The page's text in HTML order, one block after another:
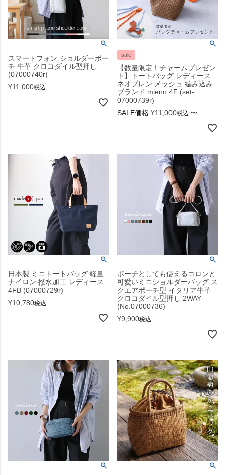
スマートフォン ショルダーポー
チ 牛革 クロコダイル型押し
(07000740r)
¥11,000税込
sale
【数量限定！チャームプレゼン
ト】トートバッグ レディース
ネオプレン メッシュ 編み込み
ブランド mieno 4F (set-
07000739r)
SALE価格 ¥11,000税込 〜
日本製 ミニトートバッグ 軽量
ナイロン 撥水加工 レディース
4FB (07000729r)
¥10,780税込
ポーチとしても使えるコロンと
可愛いミニショルダーバッグ ス
クエアポーチ型 イタリア牛革
クロコダイル型押し 2WAY
(No.07000736)
¥9,900税込